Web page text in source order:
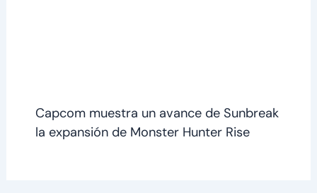
Capcom muestra un avance de Sunbreak
la expansión de Monster Hunter Rise